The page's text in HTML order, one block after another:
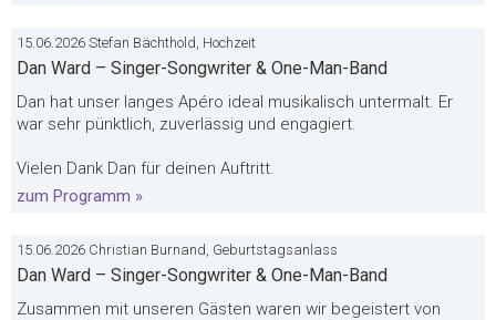
15.06.2026 Stefan Bächthold, Hochzeit
Dan Ward – Singer-Songwriter & One-Man-Band
Dan hat unser langes Apéro ideal musikalisch untermalt. Er
war sehr pünktlich, zuverlässig und engagiert.
Vielen Dank Dan für deinen Auftritt.
zum Programm »
15.06.2026 Christian Burnand, Geburtstagsanlass
Dan Ward – Singer-Songwriter & One-Man-Band
Zusammen mit unseren Gästen waren wir begeistert von